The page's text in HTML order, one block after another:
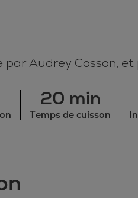
par Audrey Cosson,
20 min
Temps de cuisson